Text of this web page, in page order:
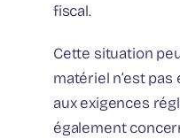
fiscal.
Cette situation
matériel n’est
aux exigences
également